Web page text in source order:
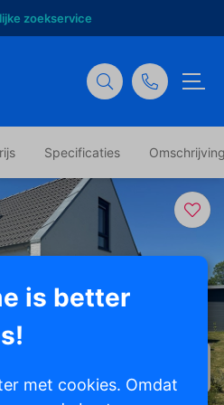
zoekservice
Specificaties
is better
met cookies. Omdat